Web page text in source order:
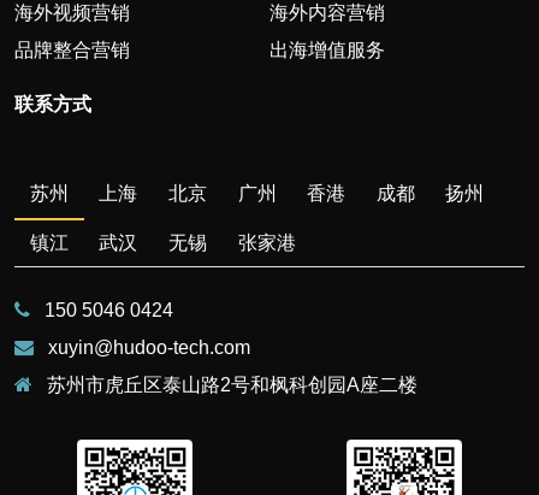
海外视频营销
海外内容营销
品牌整合营销
出海增值服务
联系方式
苏州 上海 北京 广州 香港 成都 扬州
镇江 武汉 无锡 张家港
150 5046 0424
xuyin@hudoo-tech.com
苏州市虎丘区泰山路2号和枫科创园A座二楼